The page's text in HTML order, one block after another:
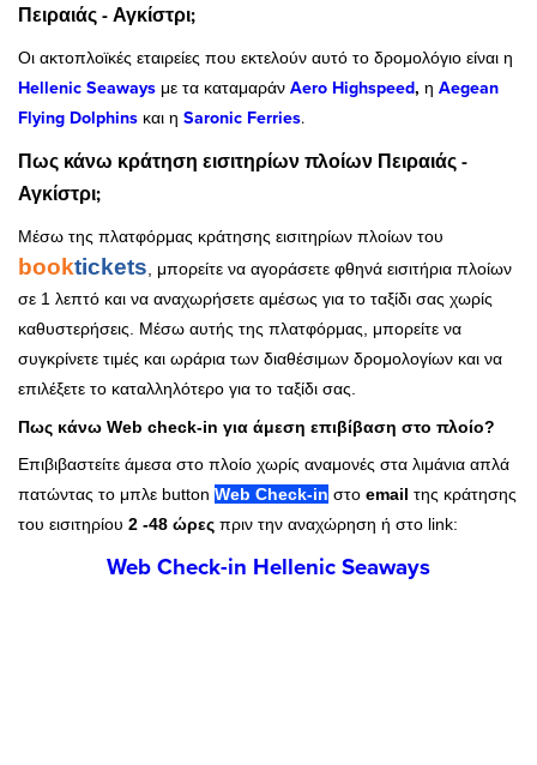
Πειραιάς - Αγκίστρι;
Οι ακτοπλοϊκές εταιρείες που εκτελούν αυτό το δρομολόγιο είναι η
Hellenic Seaways με τα καταμαράν Aero Highspeed, η Aegean
Flying Dolphins και η Saronic Ferries.
Πως κάνω κράτηση εισιτηρίων πλοίων Πειραιάς -
Αγκίστρι;
Μέσω της πλατφόρμας κράτησης εισιτηρίων πλοίων του
booktickets, μπορείτε να αγοράσετε φθηνά εισιτήρια πλοίων
σε 1 λεπτό και να αναχωρήσετε αμέσως για το ταξίδι σας χωρίς
καθυστερήσεις. Μέσω αυτής της πλατφόρμας, μπορείτε να
συγκρίνετε τιμές και ωράρια των διαθέσιμων δρομολογίων και να
επιλέξετε το καταλληλότερο για το ταξίδι σας.
Πως κάνω Web check-in για άμεση επιβίβαση στο πλοίο?
Επιβιβαστείτε άμεσα στο πλοίο χωρίς αναμονές στα λιμάνια απλά
πατώντας το μπλε button Web Check-in στο email της κράτησης
του εισιτηρίου 2 -48 ώρες πριν την αναχώρηση ή στο link:
Web Check-in Hellenic Seaways